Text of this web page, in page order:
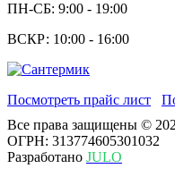
ПН-СБ: 9:00 - 19:00
ВСКР: 10:00 - 16:00
Посмотреть прайс лист
Все права защищены ©
ОГРН: 313774605301032
Разработано JULO